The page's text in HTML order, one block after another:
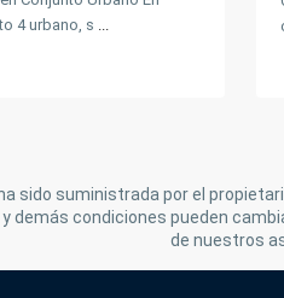
4 urbano, s ...
sido suministrada por el
demás condiciones pueden
de nuestros